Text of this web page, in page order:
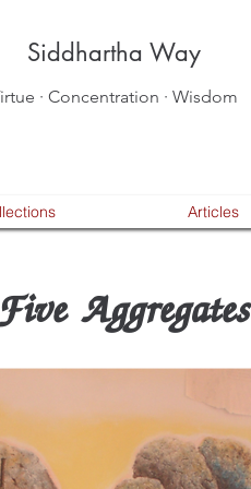
Siddhartha Way
· Concentration · Wisdom
Articles
Aggregates